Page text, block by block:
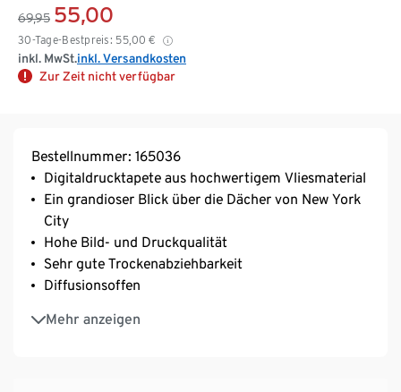
69,95 55,00
30-Tage-Bestpreis: 55,00 €
inkl. MwSt.inkl. Versandkosten
Zur Zeit nicht verfügbar
Bestellnummer: 165036
Digitaldrucktapete aus hochwertigem Vliesmaterial
Ein grandioser Blick über die Dächer von New York
City
Hohe Bild- und Druckqualität
Sehr gute Trockenabziehbarkeit
Diffusionsoffen
Mehr anzeigen
PVC-frei
Matte Oberfläche mit Textilcharakter